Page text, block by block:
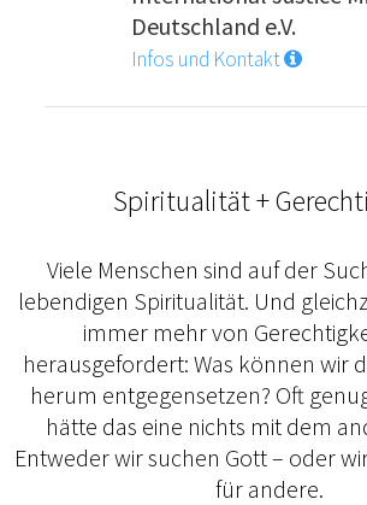
Deutschland e.V.
Infos und Kontakt
Spiritualität +
Viele Menschen sind auf der
lebendigen Spiritualität. Und
immer mehr von
herausgefordert: Was können wir
herum entgegensetzen? Oft
hätte das eine nichts mit dem
Entweder wir suchen Gott – oder
für andere.